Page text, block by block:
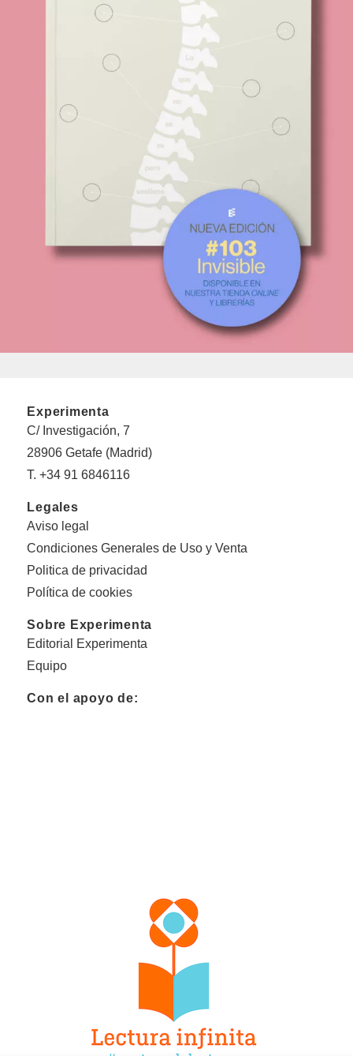
Experimenta
C/ Investigación, 7
28906 Getafe (Madrid)
T. +34 91 6846116
Legales
Aviso legal
Condiciones Generales de Uso y Venta
Politica de privacidad
Política de cookies
Sobre Experimenta
Editorial Experimenta
Equipo
Con el apoyo de: